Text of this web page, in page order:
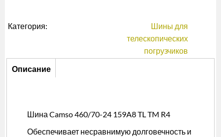
Категория:
Шины для
телескопических
погрузчиков
Описание
Описание
Шина Camso 460/70-24 159A8 TL TM R4
Обеспечивает несравнимую долговечность и